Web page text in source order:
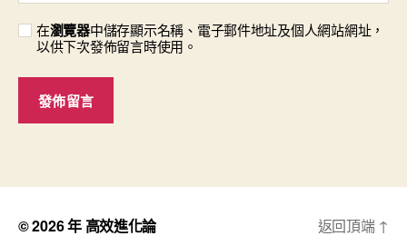
在瀏覽器中儲存顯示名稱、電子郵件地址及個人網站網址，
以供下次發佈留言時使用。
© 2026 年 高效進化論 返回頂端 ↑